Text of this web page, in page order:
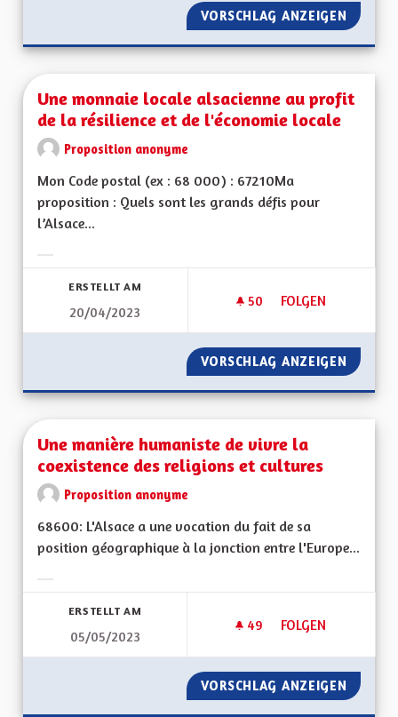
VORSCHLAG ANZEIGEN UNE
Une monnaie locale alsacienne au profit
de la résilience et de l'économie locale
Proposition anonyme
Mon Code postal (ex : 68 000) : 67210Ma
proposition : Quels sont les grands défis pour
l’Alsace...
ERSTELLT AM
20/04/2023
50 50 FOLLOWER
FOLGEN
UNE MONNAIE
VORSCHLAG ANZEIGEN UNE
Une manière humaniste de vivre la
coexistence des religions et cultures
Proposition anonyme
68600: L'Alsace a une vocation du fait de sa
position géographique à la jonction entre l'Europe...
ERSTELLT AM
05/05/2023
49 49 FOLLOWER
FOLGEN
UNE MANIÈRE
VORSCHLAG ANZEIGEN UNE